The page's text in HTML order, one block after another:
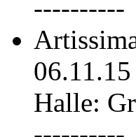
----------
06.11.15
Halle: